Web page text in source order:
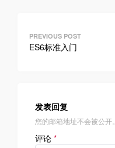
章ES6标准入门
发表回复
您的邮箱地址不会被公开。
评论 *